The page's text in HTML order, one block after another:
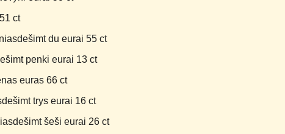
ct
du eurai 55 ct
penki eurai 13 ct
euras 66 ct
trys eurai 16 ct
šeši eurai 26 ct